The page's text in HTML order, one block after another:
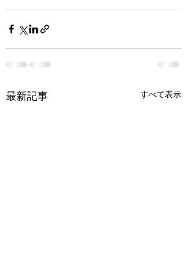
最新記事 すべて表示